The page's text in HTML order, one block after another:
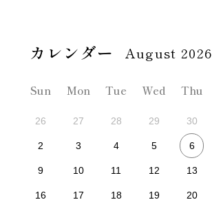
August 2026
Sun Mon Tue Wed Thu
26 27 28 29 30
2 3 4 5 6
9 10 11 12 13
16 17 18 19 20